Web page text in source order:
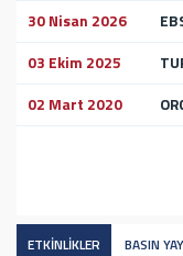
30 Nisan 2026
03 Ekim 2025
02 Mart 2020
ETKİNLİKLER BASIN